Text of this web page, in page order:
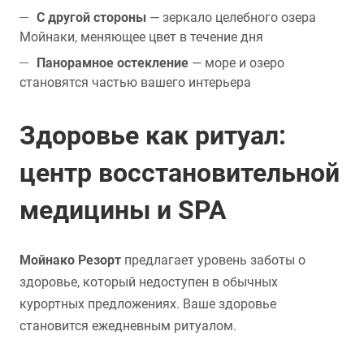
С другой стороны — зеркало целебного озера
Мойнаки, меняющее цвет в течение дня
Панорамное остекление — море и озеро
становятся частью вашего интерьера
Здоровье как ритуал:
центр восстановительной
медицины и SPA
Мойнако Резорт предлагает уровень заботы о
здоровье, который недоступен в обычных
курортных предложениях. Ваше здоровье
становится ежедневным ритуалом.